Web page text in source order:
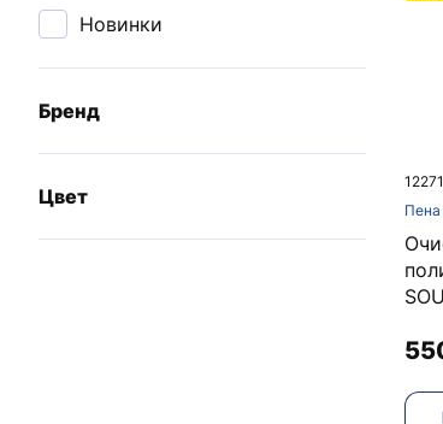
Новинки
Бренд
Цвет